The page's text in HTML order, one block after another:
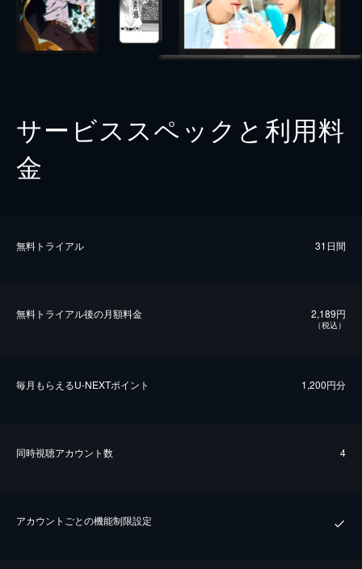
サービススペックと利用料
金
無料トライアル 31日間
無料トライアル後の⽉額料金 2,189円
（税込）
毎⽉もらえるU-NEXTポイント 1,200円分
同時視聴アカウント数 4
アカウントごとの機能制限設定